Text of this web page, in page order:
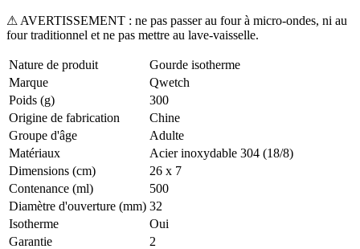
⚠ AVERTISSEMENT : ne pas passer au four à micro-ondes, ni au
four traditionnel et ne pas mettre au lave-vaisselle.
Nature de produit
Gourde isotherme
Marque
Qwetch
Poids (g)
300
Origine de fabrication
Chine
Groupe d'âge
Adulte
Matériaux
Acier inoxydable 304 (18/8)
Dimensions (cm)
26 x 7
Contenance (ml)
500
Diamètre d'ouverture (mm) 32
Isotherme
Oui
Garantie
2